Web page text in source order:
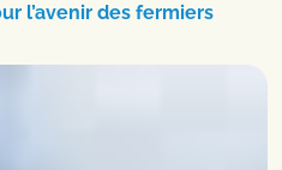
l’avenir des fermiers